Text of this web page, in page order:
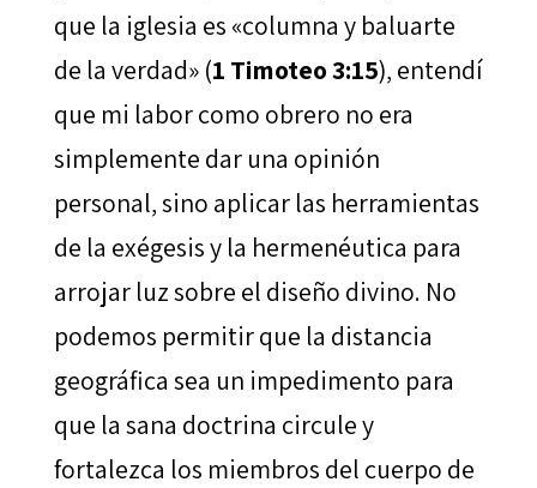
que la iglesia es «columna y baluarte
de la verdad» (1 Timoteo 3:15), entendí
que mi labor como obrero no era
simplemente dar una opinión
personal, sino aplicar las herramientas
de la exégesis y la hermenéutica para
arrojar luz sobre el diseño divino. No
podemos permitir que la distancia
geográfica sea un impedimento para
que la sana doctrina circule y
fortalezca los miembros del cuerpo de